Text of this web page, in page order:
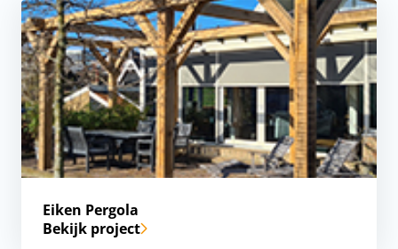
Eiken Pergola
Bekijk project